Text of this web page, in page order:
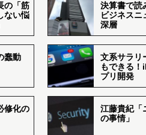
の「筋
ない悩
決算書で読
ビジネスニ
深層
蠢動
文系サラリ
もできる
プリ開発
修化の
江藤貴紀「
の事情」